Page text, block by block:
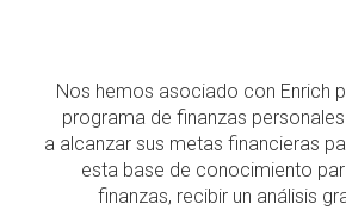
Nos hemos asociado con Enrich
programa de finanzas
a alcanzar sus metas financieras
esta base de conocimiento
finanzas, recibir un análisis